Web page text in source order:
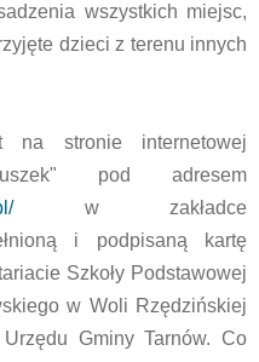
wszystkich miejsc,
dzieci z terenu innych
na stronie internetowej
pod adresem
w zakładce
i podpisaną kartę
Szkoły Podstawowej
w Woli Rzędzińskiej
Gminy Tarnów. Co